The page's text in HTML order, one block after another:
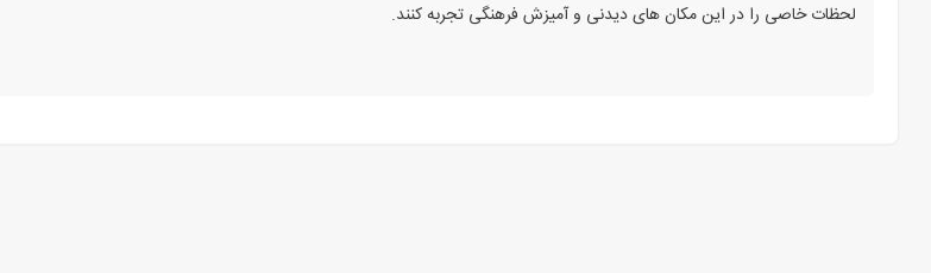
لحظات خاصی را در این مکان‌ های دیدنی و آمیزش فرهنگی تجربه کنند.